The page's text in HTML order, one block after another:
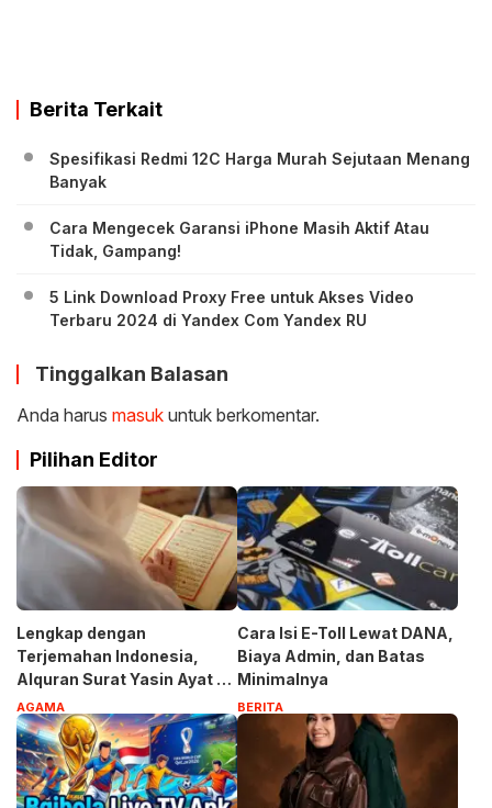
Berita Terkait
Spesifikasi Redmi 12C Harga Murah Sejutaan Menang
Banyak
Cara Mengecek Garansi iPhone Masih Aktif Atau
Tidak, Gampang!
5 Link Download Proxy Free untuk Akses Video
Terbaru 2024 di Yandex Com Yandex RU
Tinggalkan Balasan
Anda harus masuk untuk berkomentar.
Pilihan Editor
Lengkap dengan
Terjemahan Indonesia,
Alquran Surat Yasin Ayat 1-
83
AGAMA
Cara Isi E-Toll Lewat DANA,
Biaya Admin, dan Batas
Minimalnya
BERITA